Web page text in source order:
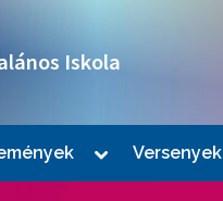
Iskola
Toggle
menu
Versenyek